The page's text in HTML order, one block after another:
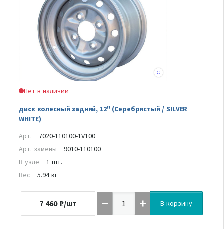
Нет в наличии
диск колесный задний, 12" (Серебристый / SILVER
WHITE)
Арт.
7020-110100-1V100
Арт. замены
9010-110100
В узле
1 шт.
Вес
5.94 кг
7 460 ₽/шт В корзину